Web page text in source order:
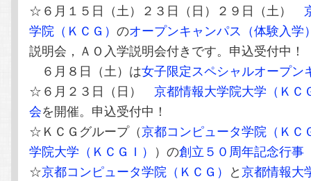
☆６月１５日（土）２３日（日）２９日（土）
学院（ＫＣＧ）のオープンキャンパス（体験入学
説明会，ＡＯ入学説明会付きです。申込受付中！
６月８日（土）は女子限定スペシャルオープン
☆６月２３日（日）京都情報大学院大学（ＫＣ
会を開催。申込受付中！
☆ＫＣＧグループ（京都コンピュータ学院（ＫＣ
学院大学（ＫＣＧＩ） ）の創立５０周年記念行事
☆京都コンピュータ学院（ＫＣＧ） と京都情報大